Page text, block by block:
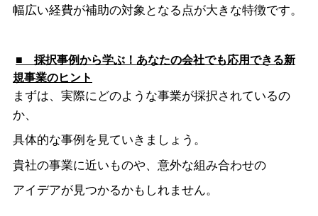
幅広い経費が補助の対象となる点が大きな特徴です。
■ 採択事例から学ぶ！あなたの会社でも応用できる新
規事業のヒント
まずは、実際にどのような事業が採択されているの
か、
具体的な事例を見ていきましょう。
貴社の事業に近いものや、意外な組み合わせの
アイデアが見つかるかもしれません。